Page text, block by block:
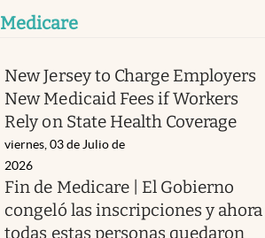
Medicare
New Jersey to Charge Employers
New Medicaid Fees if Workers
Rely on State Health Coverage
viernes, 03 de Julio de
2026
Fin de Medicare | El Gobierno
congeló las inscripciones y ahora
todas estas personas quedaron